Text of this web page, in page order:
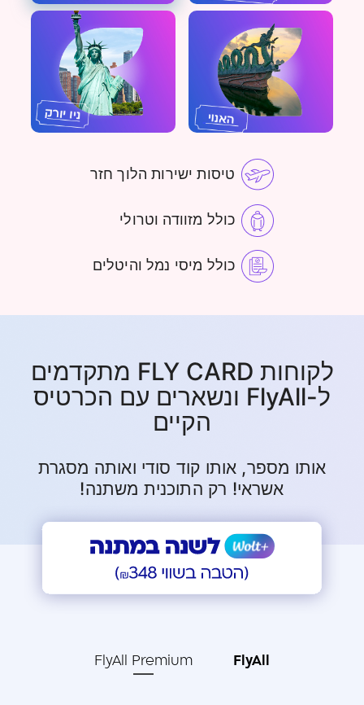
טיסות ישירות הלוך חזר
כולל מזוודה וטרולי
כולל מיסי נמל והיטלים
לקוחות FLY CARD מתקדמים
ל-FlyAll ונשארים עם הכרטיס
הקיים
אותו מספר, אותו קוד סודי ואותה מסגרת
אשראי! רק התוכנית משתנה!